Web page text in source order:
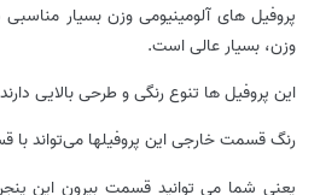
پروفیل های آلومینیومی وزن بسیار
وزن، بسیار عالی است.
این پروفیل ها تنوع رنگی و طرحی بالایی
رنگ قسمت خارجی این پروفیلها می‌تواند
یعنی شما می توانید قسمت بیرون این